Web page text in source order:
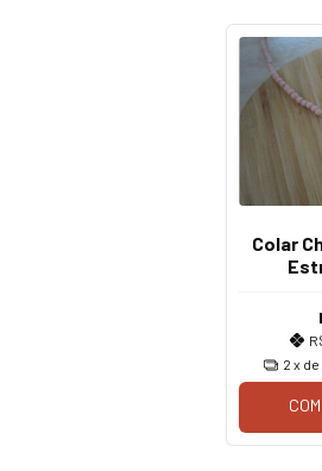
Colar
2 x de